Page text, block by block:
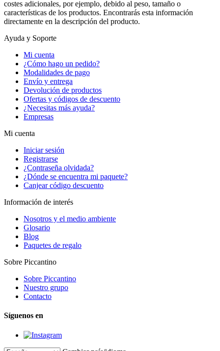
costes adicionales, por ejemplo, debido al peso, tamaño o
características de los productos. Encontrarás esta información
directamente en la descripción del producto.
Ayuda y Soporte
Mi cuenta
¿Cómo hago un pedido?
Modalidades de pago
Envío y entrega
Devolución de productos
Ofertas y códigos de descuento
¿Necesitas más ayuda?
Empresas
Mi cuenta
Iniciar sesión
Registrarse
¿Contraseña olvidada?
¿Dónde se encuentra mi paquete?
Canjear código descuento
Información de interés
Nosotros y el medio ambiente
Glosario
Blog
Paquetes de regalo
Sobre Piccantino
Sobre Piccantino
Nuestro grupo
Contacto
Síguenos en